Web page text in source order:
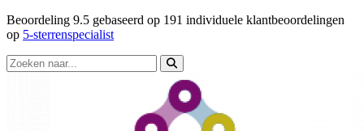
Beoordeling 9.5 gebaseerd op 191 individuele klantbeoordelingen
op 5-sterrenspecialist